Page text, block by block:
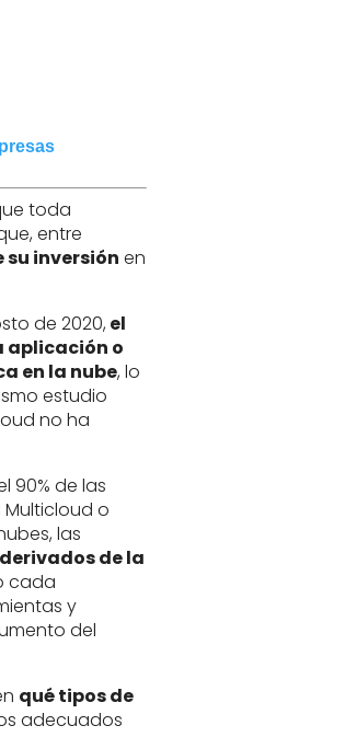
toda
entre
su inversión en
de 2020, el
aplicación o
en la nube, lo
estudio
no ha
90% de las
o
las
de la
cada
y
del
qué tipos de
adecuados